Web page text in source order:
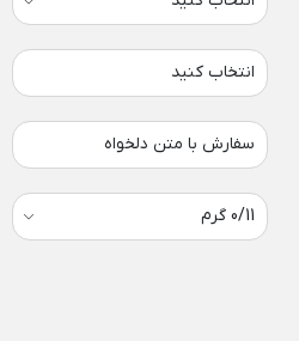
انتخاب کنید
سفارش با متن دلخواه